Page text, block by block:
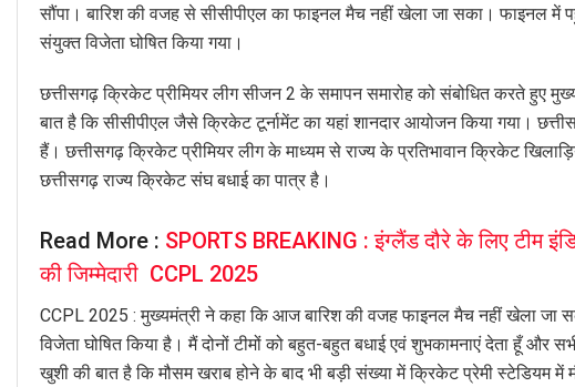
सौंपा। बारिश की वजह से सीसीपीएल का फाइनल मैच नहीं खेला जा सका। फाइनल में
संयुक्त विजेता घोषित किया गया।
छत्तीसगढ़ क्रिकेट प्रीमियर लीग सीजन 2 के समापन समारोह को संबोधित करते हुए
बात है कि सीसीपीएल जैसे क्रिकेट टूर्नामेंट का यहां शानदार आयोजन किया गया।
हैं। छत्तीसगढ़ क्रिकेट प्रीमियर लीग के माध्यम से राज्य के प्रतिभावान क्रिकेट
छत्तीसगढ़ राज्य क्रिकेट संघ बधाई का पात्र है।
Read More : SPORTS BREAKING : इंग्लैंड दौरे के लिए टीम
की जिम्मेदारी CCPL 2025
CCPL 2025 : मुख्यमंत्री ने कहा कि आज बारिश की वजह फाइनल मैच नहीं खेला जा
विजेता घोषित किया है। मैं दोनों टीमों को बहुत-बहुत बधाई एवं शुभकामनाएं देता हूँ और
खुशी की बात है कि मौसम खराब होने के बाद भी बड़ी संख्या में क्रिकेट प्रेमी स्टेडियम